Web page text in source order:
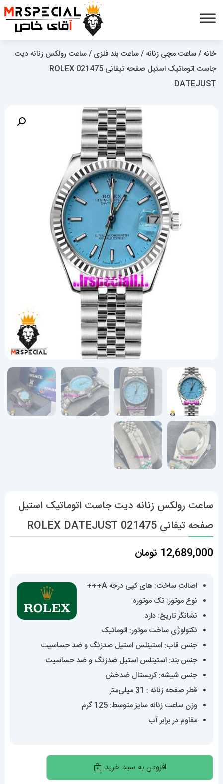
خانه /ساعت مچی زنانه /ساعت بند فلزی / ساعت رولکس زنانه دیت
جاست اتوماتیک استیل صفحه تیفانی 021475 ROLEX
DATEJUST
ساعت رولکس زنانه دیت جاست اتوماتیک استیل
صفحه تیفانی 021475 ROLEX DATEJUST
12,689,000 تومان
اصالت ساخت: های کپی درجه A+++
نوع موتور: تک موتوره
نشانگر تاریخ: دارد
نکنولوژی ساخت موتور: اتوماتیک
جنس قاب: استینلس استیل ضدزنگ و ضد حساسیت
جنس بند: استینلس استیل ضدزنگ و ضد حساسیت
جنس شیشه: کریستال ضدخش
قطر صفحه زنانه : 31 میلی‌متر
وزن ساعت زنانه سایز متوسط: 125 گرم
مقاوم در برابر آب
ساعت
رولکس
افزودن به سبد خرید